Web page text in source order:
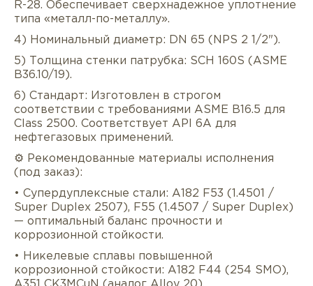
R-28. Обеспечивает сверхнадежное уплотнение
типа «металл-по-металлу».
4) Номинальный диаметр: DN 65 (NPS 2 1/2").
5) Толщина стенки патрубка: SCH 160S (ASME
B36.10/19).
6) Стандарт: Изготовлен в строгом
соответствии с требованиями ASME B16.5 для
Class 2500. Соответствует API 6A для
нефтегазовых применений.
⚙️ Рекомендованные материалы исполнения
(под заказ):
• Супердуплексные стали: A182 F53 (1.4501 /
Super Duplex 2507), F55 (1.4507 / Super Duplex)
— оптимальный баланс прочности и
коррозионной стойкости.
• Никелевые сплавы повышенной
коррозионной стойкости: A182 F44 (254 SMO),